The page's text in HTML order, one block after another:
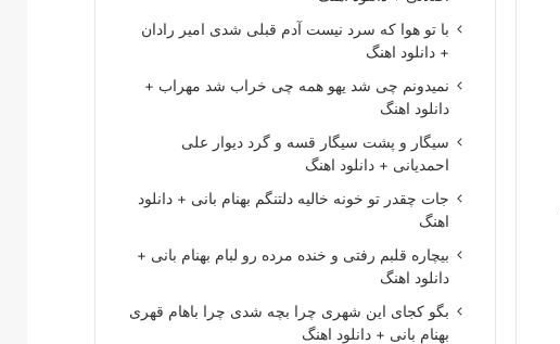
با تو هوا که سرد نیست آدم قبلی شدی امیر رادان
+ دانلود اهنگ
نمیدونم چی شد یهو همه چی خراب شد مهراب +
دانلود اهنگ
سیگار و پشت سیگار قسه و گرد دیوار علی
احمدیانی + دانلود اهنگ
جات چقدر تو خونه خالیه دلتنگم بهنام بانی + دانلود
اهنگ
بیچاره قلبم رفتی و خنده مرده رو لبام بهنام بانی +
دانلود اهنگ
بگو کجای این شهری چرا بچه شدی چرا باهام قهری
بهنام بانی + دانلود اهنگ